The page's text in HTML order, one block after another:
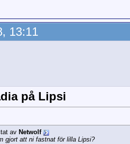
13:11
på Lipsi
av Netwolf
gjort att ni fastnat för lilla Lipsi?